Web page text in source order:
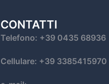
CONTATTI
Telefono: +39 0435 68936
Cellulare: +39 3385415970